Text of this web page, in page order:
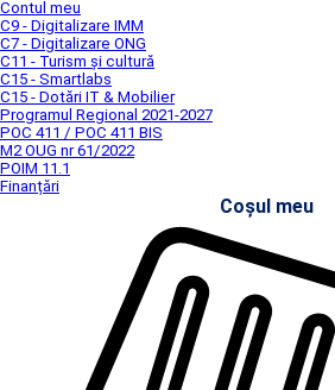
Contul meu
C9 - Digitalizare IMM
C7 - Digitalizare ONG
C11 - Turism și cultură
C15 - Smartlabs
C15 - Dotări IT & Mobilier
Programul Regional 2021-2027
POC 411 / POC 411 BIS
M2 OUG nr 61/2022
POIM 11.1
Finanțări
Coșul meu